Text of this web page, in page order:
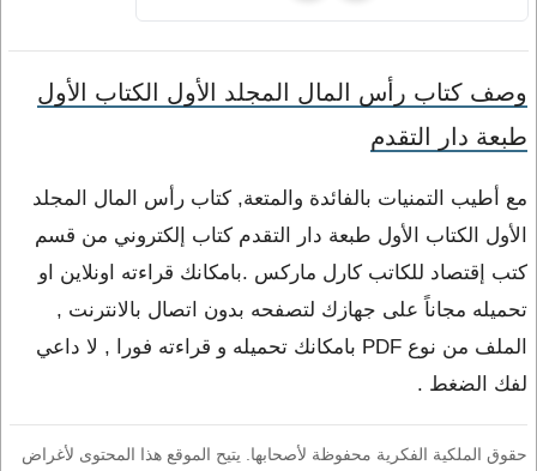
وصف كتاب رأس المال المجلد الأول الكتاب الأول
طبعة دار التقدم
مع أطيب التمنيات بالفائدة والمتعة, كتاب رأس المال المجلد
الأول الكتاب الأول طبعة دار التقدم كتاب إلكتروني من قسم
كتب إقتصاد للكاتب كارل ماركس .بامكانك قراءته اونلاين او
تحميله مجاناً على جهازك لتصفحه بدون اتصال بالانترنت ,
الملف من نوع PDF بامكانك تحميله و قراءته فورا , لا داعي
لفك الضغط .
حقوق الملكية الفكرية محفوظة لأصحابها. يتيح الموقع هذا المحتوى لأغراض